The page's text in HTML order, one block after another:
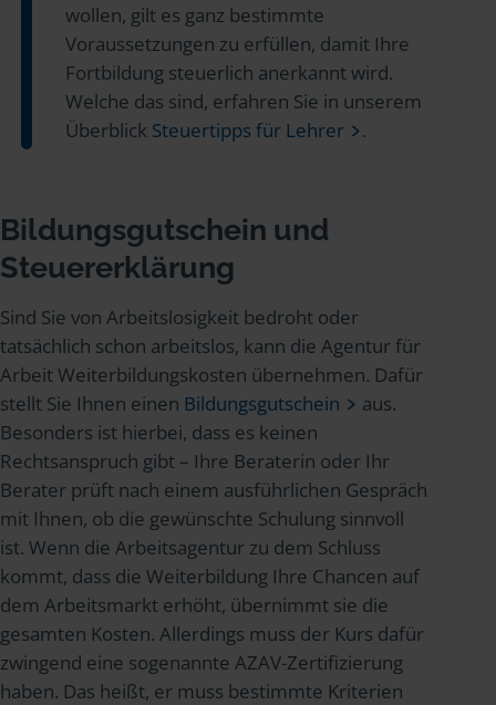
wollen, gilt es ganz bestimmte
Voraussetzungen zu erfüllen, damit Ihre
Fortbildung steuerlich anerkannt wird.
Welche das sind, erfahren Sie in unserem
Überblick Steuertipps für Lehrer .
Bildungsgutschein und
Steuererklärung
Sind Sie von Arbeitslosigkeit bedroht oder
tatsächlich schon arbeitslos, kann die Agentur für
Arbeit Weiterbildungskosten übernehmen. Dafür
stellt Sie Ihnen einen Bildungsgutschein
aus.
Besonders ist hierbei, dass es keinen
Rechtsanspruch gibt – Ihre Beraterin oder Ihr
Berater prüft nach einem ausführlichen Gespräch
mit Ihnen, ob die gewünschte Schulung sinnvoll
ist. Wenn die Arbeitsagentur zu dem Schluss
kommt, dass die Weiterbildung Ihre Chancen auf
dem Arbeitsmarkt erhöht, übernimmt sie die
gesamten Kosten. Allerdings muss der Kurs dafür
zwingend eine sogenannte AZAV-Zertifizierung
haben. Das heißt, er muss bestimmte Kriterien